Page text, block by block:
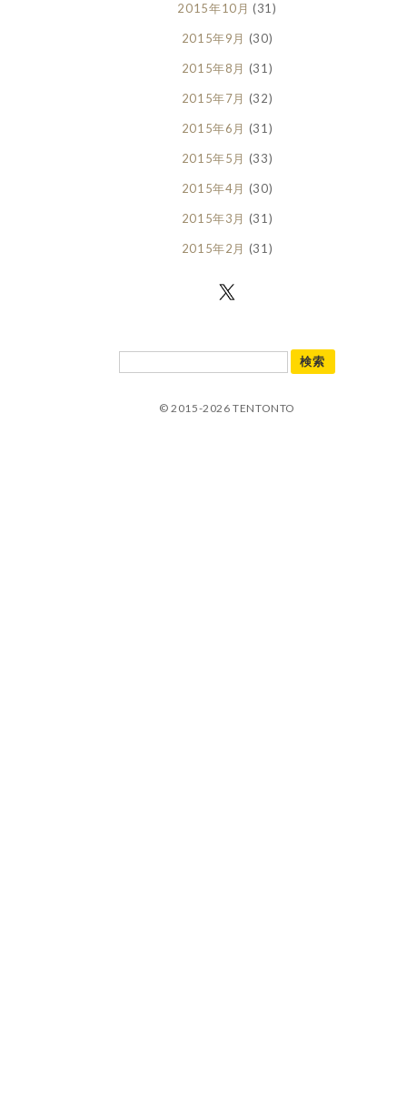
2015年10月 (31)
2015年9月 (30)
2015年8月 (31)
2015年7月 (32)
2015年6月 (31)
2015年5月 (33)
2015年4月 (30)
2015年3月 (31)
2015年2月 (31)
© 2015-2026 TENTONTO